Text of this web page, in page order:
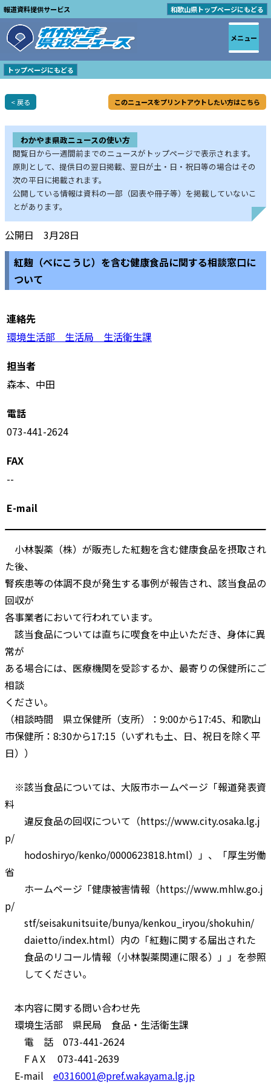
報道資料提供サービス 和歌山県トップページにもどる
トップページにもどる
< 戻る このニュースをプリントアウトしたい方はこちら
わかやま県政ニュースの使い方
閲覧日から一週間前までのニュースがトップページで表示されます。
原則として、提供日の翌日掲載、翌日が土・日・祝日等の場合はその
次の平日に掲載されます。
公開している情報は資料の一部（図表や冊子等）を掲載していないこ
とがあります。
公開日 3月28日
紅麹（べにこうじ）を含む健康食品に関する相談窓口に
ついて
連絡先
環境生活部 生活局 生活衛生課
担当者
森本、中田
電話
073-441-2624
FAX
--
E-mail
小林製薬（株）が販売した紅麹を含む健康食品を摂取され
た後、
腎疾患等の体調不良が発生する事例が報告され、該当食品の
回収が
各事業者において行われています。
該当食品については直ちに喫食を中止いただき、身体に異
常が
ある場合には、医療機関を受診するか、最寄りの保健所にご
相談
ください。
（相談時間 県立保健所（支所）：9:00から17:45、和歌山
市保健所：8:30から17:15（いずれも土、日、祝日を除く平
日））
※該当食品については、大阪市ホームページ「報道発表資
料
違反食品の回収について（https://www.city.osaka.lg.j
p/
hodoshiryo/kenko/0000623818.html）」、「厚生労働
省
ホームページ「健康被害情報（https://www.mhlw.go.j
p/
stf/seisakunitsuite/bunya/kenkou_iryou/shokuhin/
daietto/index.html）内の「紅麹に関する届出された
食品のリコール情報（小林製薬関連に限る）」」を参照
してください。
本内容に関する問い合わせ先
環境生活部 県民局 食品・生活衛生課
電 話 073-441-2624
F A X 073-441-2639
E-mail e0316001@pref.wakayama.lg.jp
メニュー